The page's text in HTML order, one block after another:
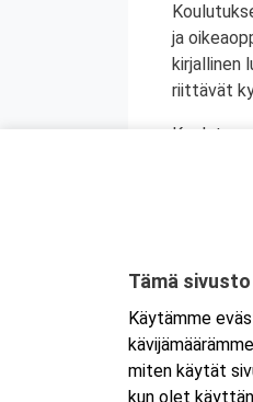
ja
kirjallinen
riittävät
Koulutus
tai
Tämä
Käytämme
miten käytät
kun olet